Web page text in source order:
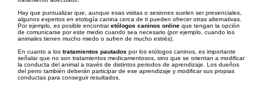
Hay que puntualizar que, aunque esas visitas o sesiones suelen ser presenciales,
algunos expertos en etología canina cerca de ti pueden ofrecer otras alternativas.
Por ejemplo, es posible encontraretólogos caninos online que tengan la opción
de comunicarse por este medio cuando sea necesario (por ejemplo, cuando los
animales tienen mucho miedo o sufren de mucho estrés).
En cuanto a los tratamientos pautados por los etólogos caninos, es importante
señalar que no son tratamientos medicamentosos, sino que se orientan a modificar
la conducta del animal a través de distintos periodos de aprendizaje. Los dueños
del perro también deberán participar de ese aprendizaje y modificar sus propias
conductas para conseguir resultados.